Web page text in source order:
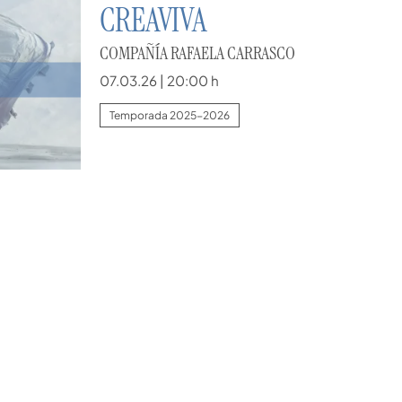
CREAVIVA
COMPAÑÍA RAFAELA CARRASCO
07.03.26 | 20:00 h
Temporada 2025-2026